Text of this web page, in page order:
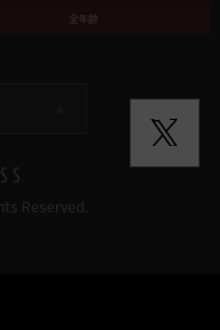
全年齢
Reserved.